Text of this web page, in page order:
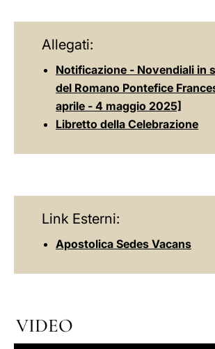
Allegati:
Notificazione - Novendiali in
del Romano Pontefice
aprile - 4 maggio 2025]
Libretto della Celebrazione
Link Esterni:
Apostolica Sedes Vacans
VIDEO